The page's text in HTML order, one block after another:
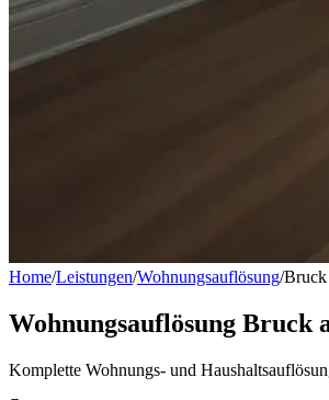
Home/Leistungen/Wohnungsauflösung/
Wohnungsauflösung
Komplette Wohnungs- und